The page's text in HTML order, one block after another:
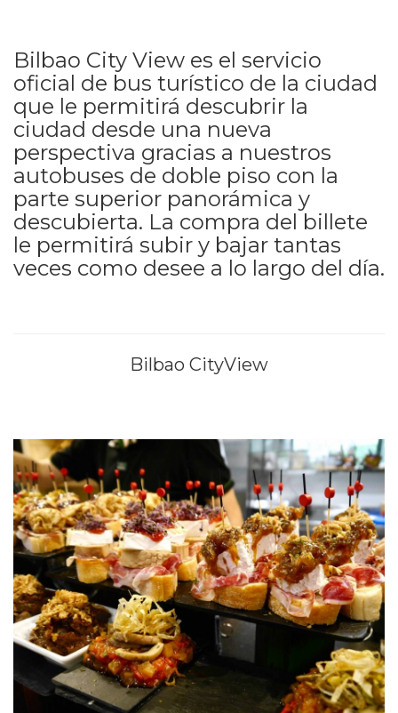
Bilbao City View es el servicio
oficial de bus turístico de la ciudad
que le permitirá descubrir la
ciudad desde una nueva
perspectiva gracias a nuestros
autobuses de doble piso con la
parte superior panorámica y
descubierta. La compra del billete
le permitirá subir y bajar tantas
veces como desee a lo largo del día.
Bilbao CityView